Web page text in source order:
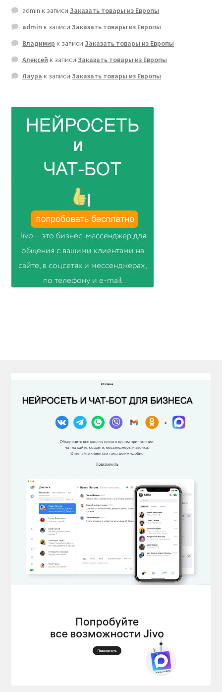
admin к записиЗаказать товары из Европы
admin к записиЗаказать товары из Европы
Владимир к записиЗаказать товары из Европы
Алексей к записиЗаказать товары из Европы
Лаура к записиЗаказать товары из Европы